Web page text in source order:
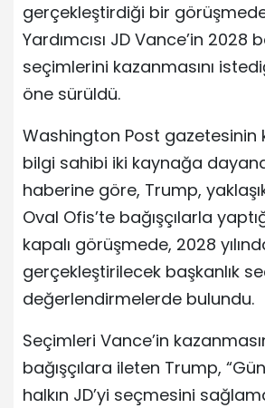
gerçekleştirdiği bir
Yardımcısı JD Vance’in 2028
seçimlerini kazanmasını
öne sürüldü.
Washington Post gazetesinin
bilgi sahibi iki kaynağa
haberine göre, Trump,
Oval Ofis’te bağışçılarla
kapalı görüşmede, 2028
gerçekleştirilecek başkanlık
değerlendirmelerde bulundu.
Seçimleri Vance’in
bağışçılara ileten Trump,
halkın JD’yi seçmesini